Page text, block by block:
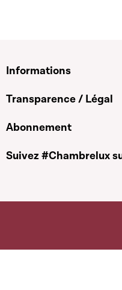
Informations
Transparence / Légal
Abonnement
Suivez #Chambrelux